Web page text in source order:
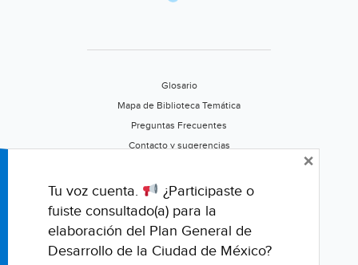
Glosario
Mapa de Biblioteca Temática
Preguntas Frecuentes
Contacto y sugerencias
Califica este portal
Tu voz cuenta.
¿Participaste o
fuiste consultado(a) para la
elaboración del Plan General de
Desarrollo de la Ciudad de México?
×